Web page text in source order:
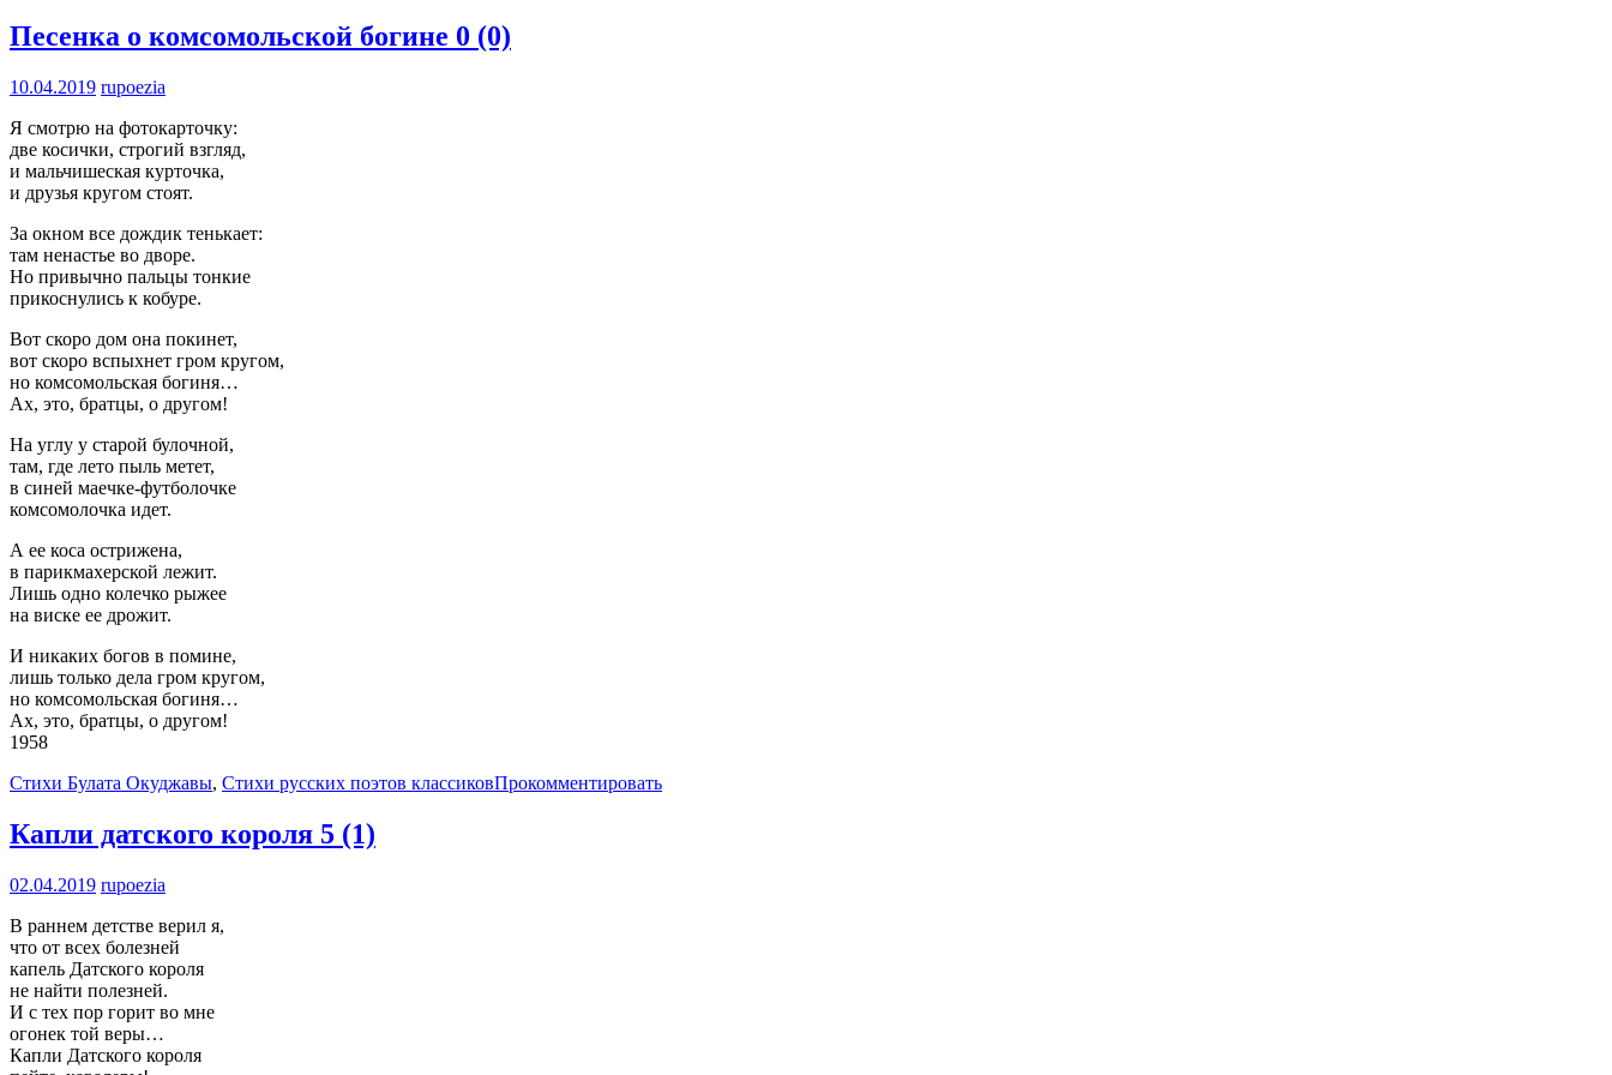
Песенка о комсомольской богине 0 (0)
10.04.2019 rupoezia
Я смотрю на фотокарточку:
две косички, строгий взгляд,
и мальчишеская курточка,
и друзья кругом стоят.
За окном все дождик тенькает:
там ненастье во дворе.
Но привычно пальцы тонкие
прикоснулись к кобуре.
Вот скоро дом она покинет,
вот скоро вспыхнет гром кругом,
но комсомольская богиня…
Ах, это, братцы, о другом!
На углу у старой булочной,
там, где лето пыль метет,
в синей маечке-футболочке
комсомолочка идет.
А ее коса острижена,
в парикмахерской лежит.
Лишь одно колечко рыжее
на виске ее дрожит.
И никаких богов в помине,
лишь только дела гром кругом,
но комсомольская богиня…
Ах, это, братцы, о другом!
1958
Стихи Булата Окуджавы, Стихи русских поэтов классиковПрокомментировать
Капли датского короля 5 (1)
02.04.2019 rupoezia
В раннем детстве верил я,
что от всех болезней
капель Датского короля
не найти полезней.
И с тех пор горит во мне
огонек той веры…
Капли Датского короля